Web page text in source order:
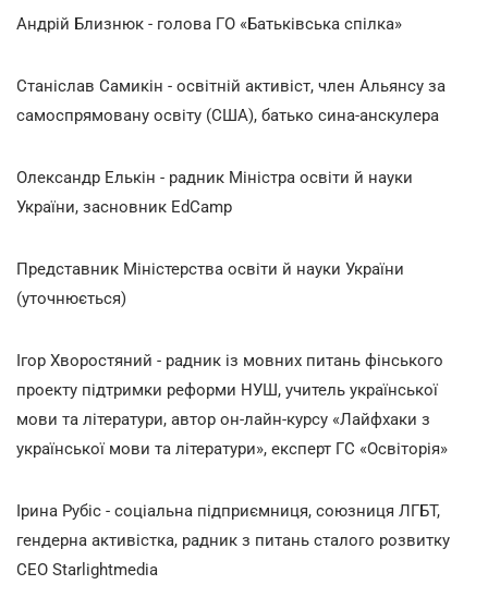
Андрій Близнюк - голова ГО «Батьківська спілка»
Станіслав Самикін - освітній активіст, член Альянсу за
самоспрямовану освіту (США), батько сина-анскулера
Олександр Елькін - радник Міністра освіти й науки
України, засновник EdCamp
Представник Міністерства освіти й науки України
(уточнюється)
Ігор Хворостяний - радник із мовних питань фінського
проекту підтримки реформи НУШ, учитель української
мови та літератури, автор он-лайн-курсу «Лайфхаки з
української мови та літератури», експерт ГС «Освіторія»
Ірина Рубіс - соціальна підприємниця, союзниця ЛГБТ,
гендерна активістка, радник з питань сталого розвитку
СЕО Starlightmedia